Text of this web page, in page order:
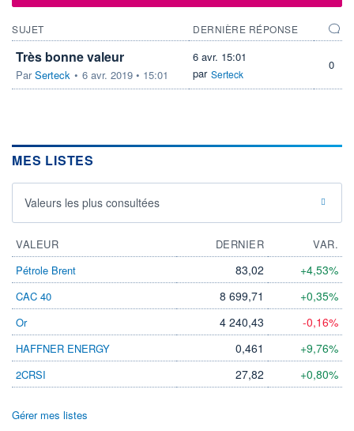
22,5/100 (moyen)
+ PORTEFEUILLE
SUJET DERNIÈRE RÉPONSE
Très bonne valeur
ParSerteck • 6 avr. 2019 • 15:01
6 avr. 15:01
par Serteck
0
MES LISTES
Valeurs les plus consultées
VALEUR DERNIER
VAR.
Pétrole Brent
83,02 +4,53%
CAC 40 8 699,71 +0,35%
Or 4 240,43 -0,16%
HAFFNER ENERGY 0,461 +9,76%
2CRSI 27,82 +0,80%
Gérer mes listes